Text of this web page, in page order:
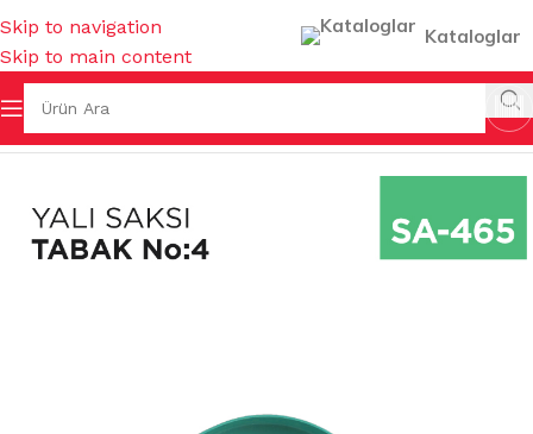
Skip to navigation
Skip to main content
Kataloglar
Ana Sayfa